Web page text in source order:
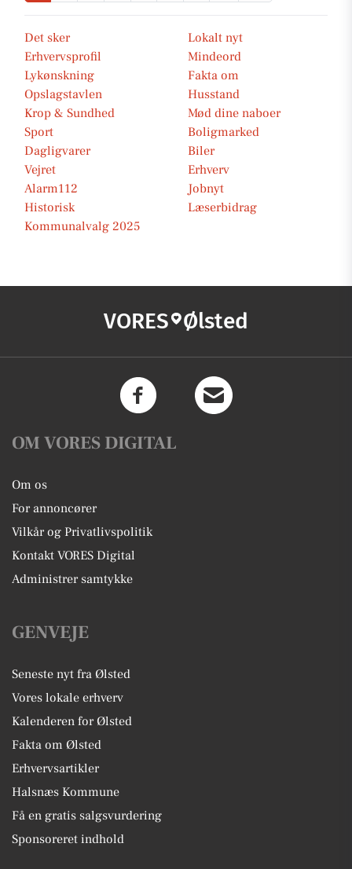
Det sker
Lokalt nyt
Erhvervsprofil
Mindeord
Lykønskning
Fakta om
Opslagstavlen
Husstand
Krop & Sundhed
Mød dine naboer
Sport
Boligmarked
Dagligvarer
Biler
Vejret
Erhverv
Alarm112
Jobnyt
Historisk
Læserbidrag
Kommunalvalg 2025
VORES Ølsted
OM VORES DIGITAL
Om os
For annoncører
Vilkår og Privatlivspolitik
Kontakt VORES Digital
Administrer samtykke
GENVEJE
Seneste nyt fra Ølsted
Vores lokale erhverv
Kalenderen for Ølsted
Fakta om Ølsted
Erhvervsartikler
Halsnæs Kommune
Få en gratis salgsvurdering
Sponsoreret indhold